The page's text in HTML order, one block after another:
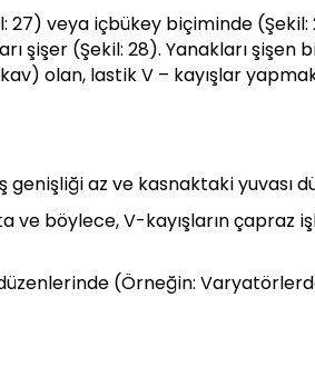
27) veya içbükey biçiminde
şişer (Şekil: 28). Yanakları şişen
olan, lastik V – kayışlar
genişliği az ve kasnaktaki yuvası
ve böylece, V-kayışların
(Örneğin: